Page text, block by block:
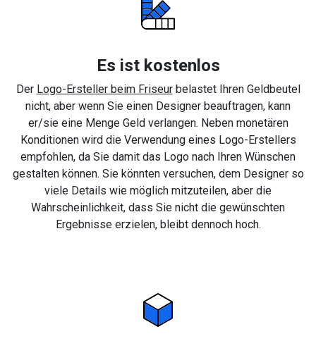
Es ist kostenlos
Der Logo-Ersteller beim Friseurbelastet Ihren Geldbeutel
nicht, aber wenn Sie einen Designer beauftragen, kann
er/sie eine Menge Geld verlangen. Neben monetären
Konditionen wird die Verwendung eines Logo-Erstellers
empfohlen, da Sie damit das Logo nach Ihren Wünschen
gestalten können. Sie könnten versuchen, dem Designer so
viele Details wie möglich mitzuteilen, aber die
Wahrscheinlichkeit, dass Sie nicht die gewünschten
Ergebnisse erzielen, bleibt dennoch hoch.